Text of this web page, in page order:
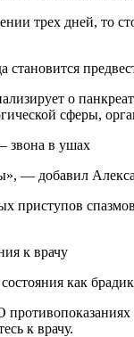
трех дней, то
о
сферы,
звона в ушах
— добавил
приступов
к врачу
как
к врачу.